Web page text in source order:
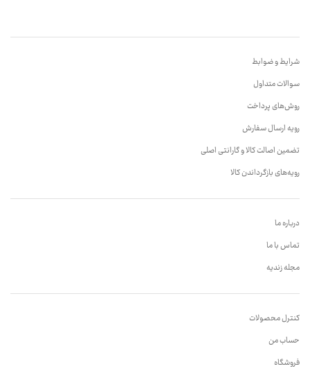
شرایط و ضوابط
سوالات متداول
روش‌های پرداخت
رویه ارسال سفارش
تضمین اصالت کالا و گارانتی اصلی
رویه‌های بازگرداندن کالا
درباره ما
تماس با ما
مجله زندیه
کنترل محصولات
حساب من
فروشگاه